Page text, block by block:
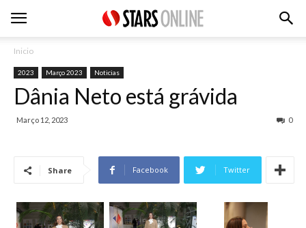
Inicio
2023 Março 2023 Noticias
Dânia Neto está grávida
Março 12, 2023 0
Share Facebook Twitter